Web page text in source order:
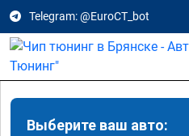
Telegram: @EuroCT_bot
Выберите ваш авто: